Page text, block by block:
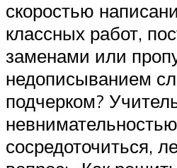
скоростью
классных работ,
заменами или
недописыванием
подчерком?
сосредоточиться,